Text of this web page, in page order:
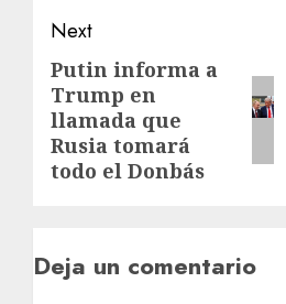
Next
Putin informa a
Trump en
llamada que
Rusia tomará
todo el Donbás
Deja un comentario